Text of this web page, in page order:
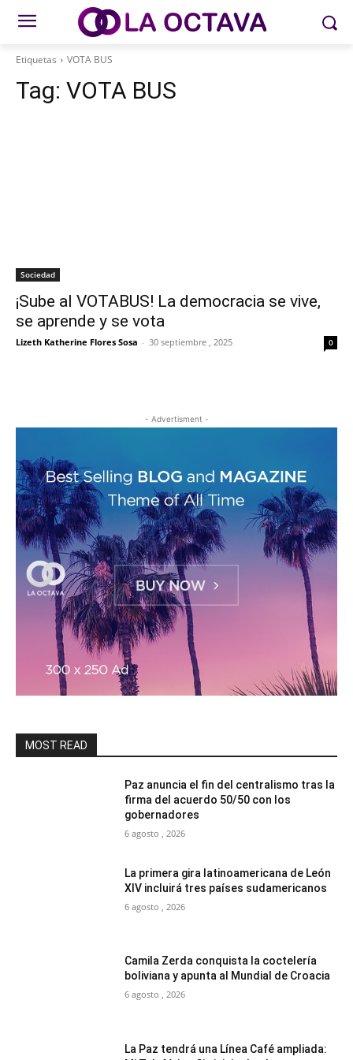
Etiquetas VOTA BUS
Tag: VOTA BUS
Sociedad
¡Sube al VOTABUS! La democracia se vive,
se aprende y se vota
Lizeth Katherine Flores Sosa - 30 septiembre , 2025 0
- Advertisment -
MOST READ
Paz anuncia el fin del centralismo tras la
firma del acuerdo 50/50 con los
gobernadores
6 agosto , 2026
La primera gira latinoamericana de León
XIV incluirá tres países sudamericanos
6 agosto , 2026
Camila Zerda conquista la coctelería
boliviana y apunta al Mundial de Croacia
6 agosto , 2026
La Paz tendrá una Línea Café ampliada: